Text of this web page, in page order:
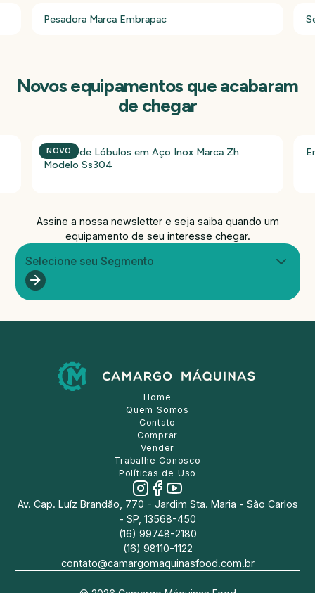
Pesadora Marca Embrapac
Novos equipamentos que acabaram
de chegar
NOVO
Bomba de Lóbulos em Aço Inox Marca Zh
Modelo Ss304
Assine a nossa newsletter e seja saiba quando um
equipamento de seu interesse chegar.
Selecione seu Segmento
Home
Quem Somos
Contato
Comprar
Vender
Trabalhe Conosco
Políticas de Uso
Av. Cap. Luíz Brandão, 770 - Jardim Sta. Maria - São Carlos
- SP, 13568-450
(16) 99748-2180
(16) 98110-1122
contato@camargomaquinasfood.com.br